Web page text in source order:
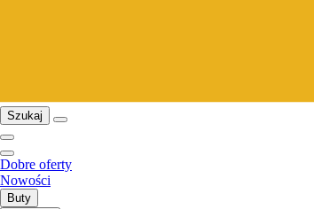
Szukaj
Dobre oferty
Nowości
Buty